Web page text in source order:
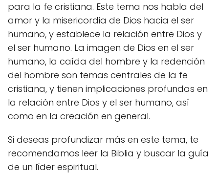
para la fe cristiana. Este tema nos habla del
amor y la misericordia de Dios hacia el ser
humano, y establece la relación entre Dios y
el ser humano. La imagen de Dios en el ser
humano, la caída del hombre y la redención
del hombre son temas centrales de la fe
cristiana, y tienen implicaciones profundas en
la relación entre Dios y el ser humano, así
como en la creación en general.
Si deseas profundizar más en este tema, te
recomendamos leer la Biblia y buscar la guía
de un líder espiritual.